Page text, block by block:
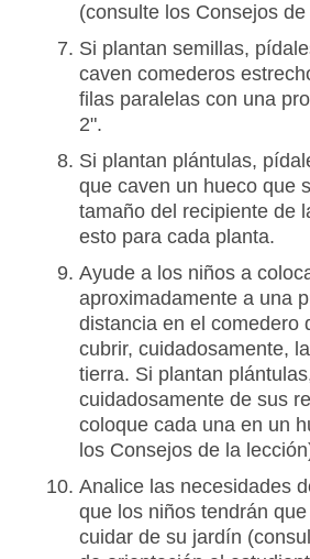
(consulte los Consejos
Si plantan semillas,
caven comederos
filas paralelas con una
2".
Si plantan plántulas,
que caven un hueco que
tamaño del recipiente de
esto para cada planta.
Ayude a los niños a
aproximadamente a una
distancia en el comedero
cubrir, cuidadosamente,
tierra. Si plantan
cuidadosamente de sus
coloque cada una en un
los Consejos de la
Analice las necesidades
que los niños tendrán
cuidar de su jardín